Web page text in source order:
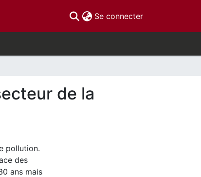
Se connecter(current)
de la
pollution.
des
ans mais